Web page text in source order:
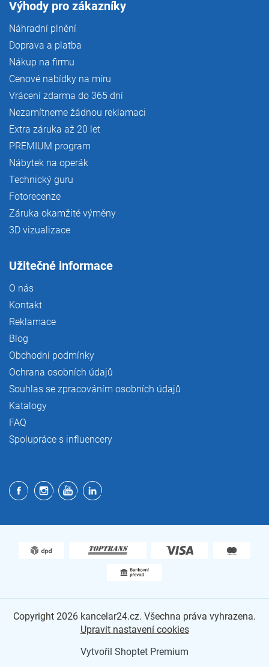
Výhody pro zákazníky
Náhradní plnění
Doprava a platba
Nákup na firmu
Cenové nabídky na míru
Vrácení zdarma do 365 dní
Nezamítneme žádnou reklamaci
Extra záruka až 20 let
PREMIUM program
Nábytek na operák
Technický guru
Fotorecenze
Záruka okamžité výměny
3D vizualizace
Užitečné informace
O nás
Kontakt
Reklamace
Blog
Obchodní podmínky
Ochrana osobních údajů
Souhlas se zpracováním osobních údajů
Katalogy
FAQ
Spolupráce s influencery
Vytvořil Shoptet Premium
Copyright 2026 kancelar24.cz. Všechna práva vyhrazena.
Upravit nastavení cookies